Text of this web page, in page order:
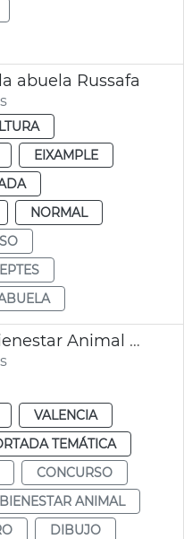
abuela Russafa
EIXAMPLE
NORMAL
Concurso de dibujo Bienestar Animal València
VALENCIA
TEMÁTICA
CONCURSO
BIENESTAR ANIMAL
DIBUJO